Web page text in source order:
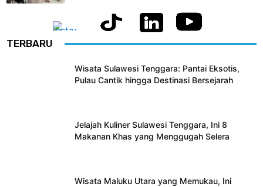
TERBARU
Wisata Sulawesi Tenggara: Pantai Eksotis,
Pulau Cantik hingga Destinasi Bersejarah
Jelajah Kuliner Sulawesi Tenggara, Ini 8
Makanan Khas yang Menggugah Selera
Wisata Maluku Utara yang Memukau, Ini